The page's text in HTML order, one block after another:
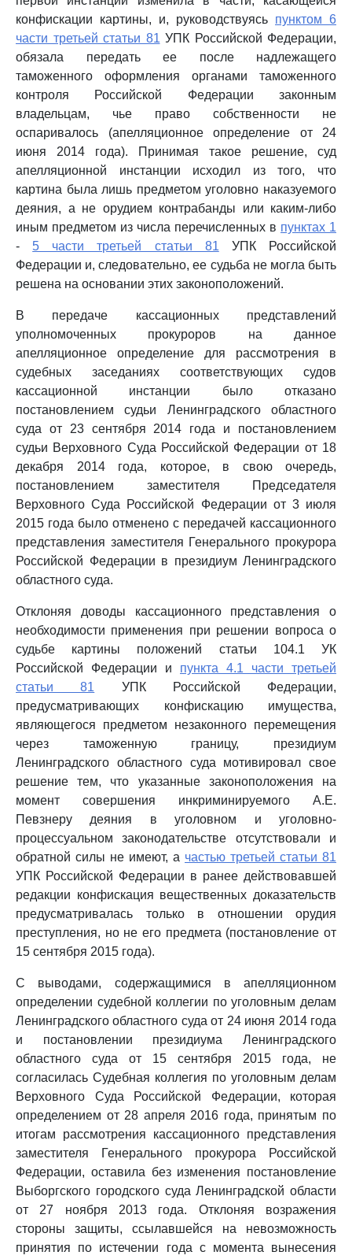
конфискации картины, и, руководствуясь пунктом 6
части третьей статьи 81 УПК Российской Федерации,
обязала передать ее после надлежащего
таможенного оформления органами таможенного
контроля Российской Федерации законным
владельцам, чье право собственности не
оспаривалось (апелляционное определение от 24
июня 2014 года). Принимая такое решение, суд
апелляционной инстанции исходил из того, что
картина была лишь предметом уголовно наказуемого
деяния, а не орудием контрабанды или каким-либо
иным предметом из числа перечисленных в пунктах 1
- 5 части третьей статьи 81 УПК Российской
Федерации и, следовательно, ее судьба не могла быть
решена на основании этих законоположений.
В передаче кассационных представлений
уполномоченных прокуроров на данное
апелляционное определение для рассмотрения в
судебных заседаниях соответствующих судов
кассационной инстанции было отказано
постановлением судьи Ленинградского областного
суда от 23 сентября 2014 года и постановлением
судьи Верховного Суда Российской Федерации от 18
декабря 2014 года, которое, в свою очередь,
постановлением заместителя Председателя
Верховного Суда Российской Федерации от 3 июля
2015 года было отменено с передачей кассационного
представления заместителя Генерального прокурора
Российской Федерации в президиум Ленинградского
областного суда.
Отклоняя доводы кассационного представления о
необходимости применения при решении вопроса о
судьбе картины положений статьи 104.1 УК
Российской Федерации и пункта 4.1 части третьей
статьи 81 УПК Российской Федерации,
предусматривающих конфискацию имущества,
являющегося предметом незаконного перемещения
через таможенную границу, президиум
Ленинградского областного суда мотивировал свое
решение тем, что указанные законоположения на
момент совершения инкриминируемого А.Е.
Певзнеру деяния в уголовном и уголовно-
процессуальном законодательстве отсутствовали и
обратной силы не имеют, а частью третьей статьи 81
УПК Российской Федерации в ранее действовавшей
редакции конфискация вещественных доказательств
предусматривалась только в отношении орудия
преступления, но не его предмета (постановление от
15 сентября 2015 года).
С выводами, содержащимися в апелляционном
определении судебной коллегии по уголовным делам
Ленинградского областного суда от 24 июня 2014 года
и постановлении президиума Ленинградского
областного суда от 15 сентября 2015 года, не
согласилась Судебная коллегия по уголовным делам
Верховного Суда Российской Федерации, которая
определением от 28 апреля 2016 года, принятым по
итогам рассмотрения кассационного представления
заместителя Генерального прокурора Российской
Федерации, оставила без изменения постановление
Выборгского городского суда Ленинградской области
от 27 ноября 2013 года. Отклоняя возражения
стороны защиты, ссылавшейся на невозможность
принятия по истечении года с момента вынесения